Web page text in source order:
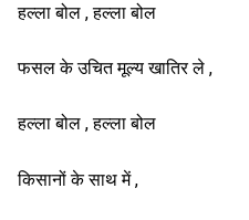
हल्ला बोल , हल्ला बोल
फसल के उचित मूल्य खातिर ले ,
हल्ला बोल , हल्ला बोल
किसानों के साथ में ,